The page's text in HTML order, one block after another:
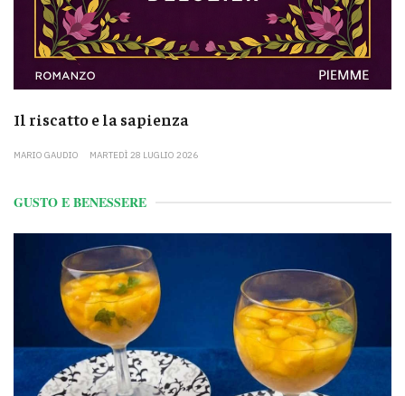
Il riscatto e la sapienza
MARIO GAUDIO MARTEDÌ 28 LUGLIO 2026
GUSTO E BENESSERE